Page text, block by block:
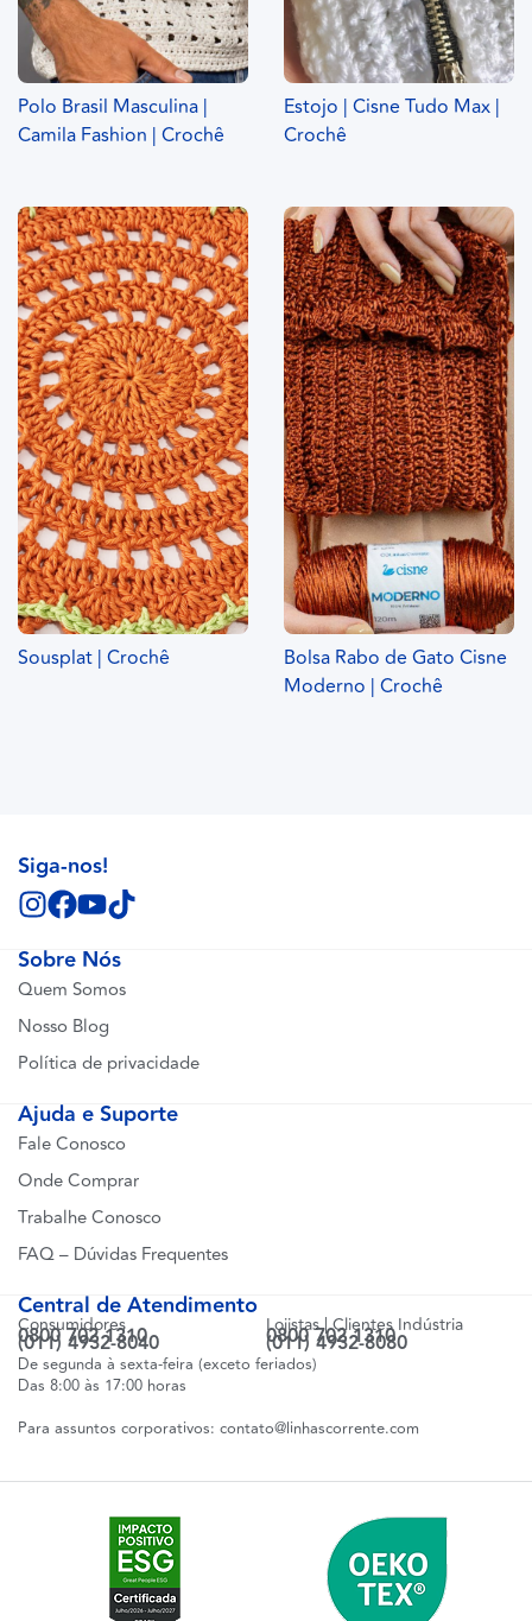
Polo Brasil Masculina |
Camila Fashion | Crochê
Estojo | Cisne Tudo Max |
Crochê
Sousplat | Crochê
Bolsa Rabo de Gato Cisne
Moderno | Crochê
Sobre Nós
Quem Somos
Nosso Blog
Política de privacidade
Ajuda e Suporte
Fale Conosco
Onde Comprar
Trabalhe Conosco
FAQ – Dúvidas Frequentes
Central de Atendimento
Consumidores
0800 702 1310
(011) 4932-8040
Lojistas | Clientes Indústria
0800 702 1310
(011) 4932-8080
De segunda à sexta-feira (exceto feriados)
Das 8:00 às 17:00 horas
Para assuntos corporativos: contato@linhascorrente.com
Siga-nos!